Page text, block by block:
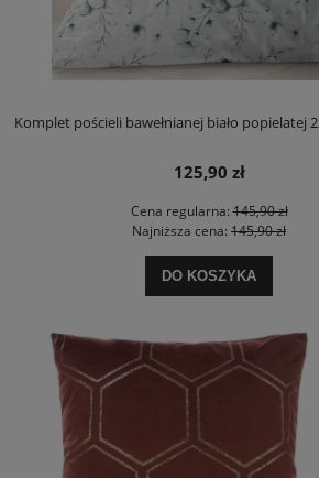
Komplet pościeli bawełnianej biało popielatej
125,90 zł
Cena regularna:145,90 zł
Najniższa cena: 145,90 zł
DO KOSZYKA